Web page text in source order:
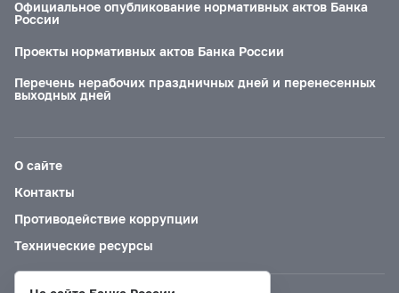
Официальное опубликование нормативных актов Банка
России
Проекты нормативных актов Банка России
Перечень нерабочих праздничных дней и перенесенных
выходных дней
О сайте
Контакты
Противодействие коррупции
Технические ресурсы